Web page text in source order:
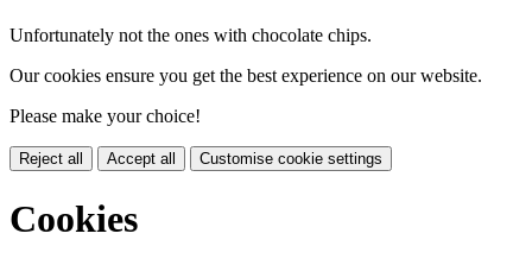
Unfortunately not the ones with chocolate chips.
Our cookies ensure you get the best experience on our website.
Please make your choice!
Reject all Accept all Customise cookie settings
Cookies